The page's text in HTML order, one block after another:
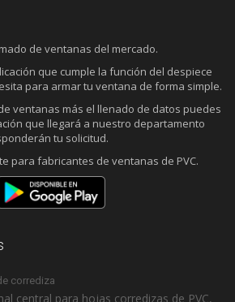
de ventanas del mercado.
que cumple la función del despiece
para armar tu ventana de forma simple.
ventanas más el llenado de datos puedes
que llegará a nuestro departamento
tu solicitud.
para fabricantes de ventanas de PVC.
corrediza
central para hojas corredizas de PVC,